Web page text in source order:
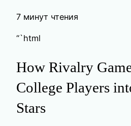
7 минут чтения
“`html
How Rivalry
College Players
Stars